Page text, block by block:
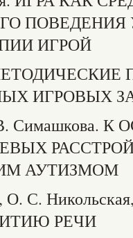
ПОВЕДЕНИЯ
ИГРОЙ
ИГРОВЫХ
Симашкова.
АУТИЗМОМ
С.
РЕЧИ